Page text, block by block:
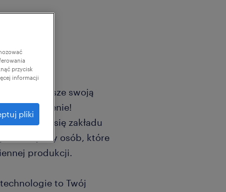
dopiero pisze swoją
ma znaczenie!
się zakładu
osób, które
produkcji.
to Twój
przycisk
informacji
pliki